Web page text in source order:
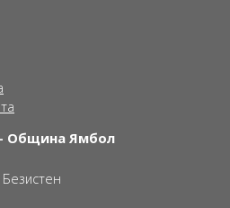
- Община Ямбол